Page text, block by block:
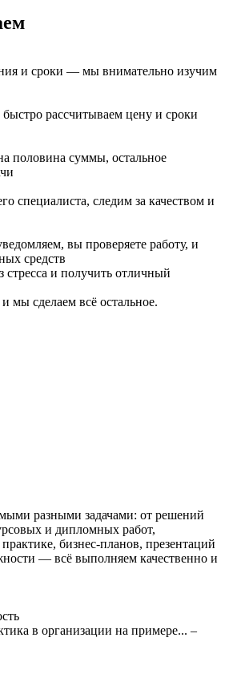
и сроки — мы внимательно изучим
рассчитываем цену и сроки
половина суммы, остальное
специалиста, следим за качеством и
вы проверяете работу, и
средств
стресса и получить отличный
и мы сделаем всё остальное.
разными задачами: от решений
и дипломных работ,
бизнес-планов, презентаций
— всё выполняем качественно и
в организации на примере... –